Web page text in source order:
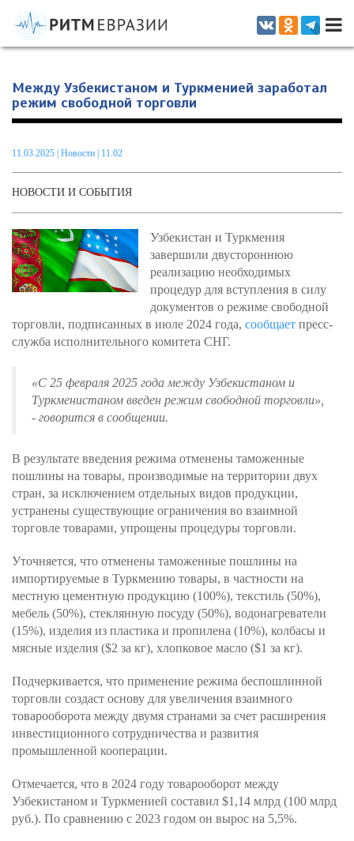
Информационно-аналитическое издание, посвященное актуальным
проблемам интеграции на постсоветском пространстве
Между Узбекистаном и Туркменией заработал
режим свободной торговли
11.03.2025 Новости | 11.02
НОВОСТИ И СОБЫТИЯ
Узбекистан и Туркмения
завершили двустороннюю
реализацию необходимых
процедур для вступления в силу
документов о режиме свободной
торговли, подписанных в июле 2024 года, сообщает пресс-
служба исполнительного комитета СНГ.
«С 25 февраля 2025 года между Узбекистаном и
Туркменистаном введен режим свободной торговли»,
- говорится в сообщении.
В результате введения режима отменены таможенные
пошлины на товары, производимые на территории двух
стран, за исключением отдельных видов продукции,
устранены существующие ограничения во взаимной
торговле товарами, упрощены процедуры торговли.
Уточняется, что отменены таможенные пошлины на
импортируемые в Туркмению товары, в частности на
местную цементную продукцию (100%), текстиль (50%),
мебель (50%), стеклянную посуду (50%), водонагреватели
(15%), изделия из пластика и пропилена (10%), колбасы и
мясные изделия ($2 за кг), хлопковое масло ($1 за кг).
Подчеркивается, что применение режима беспошлинной
торговли создаст основу для увеличения взаимного
товарооборота между двумя странами за счет расширения
инвестиционного сотрудничества и развития
промышленной кооперации.
Отмечается, что в 2024 году товарооборот между
Узбекистаном и Туркменией составил $1,14 млрд (100 млрд
руб.). По сравнению с 2023 годом он вырос на 5,5%.